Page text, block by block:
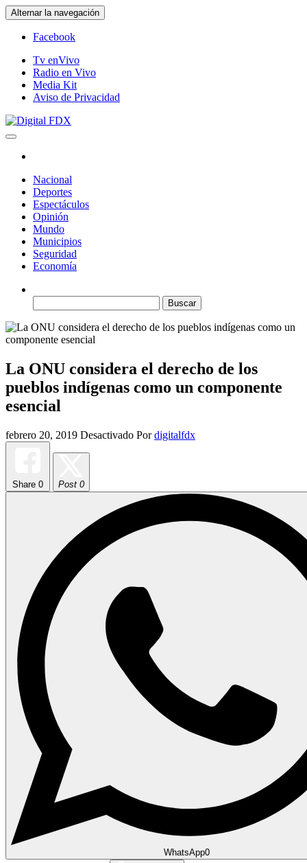
Saltar
al
contenido
Alternar la navegación
Facebook
Tv enVivo
Radio en Vivo
Media Kit
Aviso de Privacidad
Nacional
Deportes
Espectáculos
Opinión
Mundo
Municipios
Seguridad
Economía
La ONU considera el derecho de los
pueblos indígenas como un componente
esencial
febrero 20, 2019 Desactivado Por digitalfdx
Share 0 Post 0
WhatsApp0